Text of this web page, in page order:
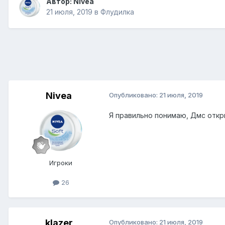
21 июля, 2019 в Флудилка
Nivea
Игроки
26
Опубликовано: 21 июля, 2019
Я правильно понимаю, Дмс
Опубликовано: 21 июля, 2019